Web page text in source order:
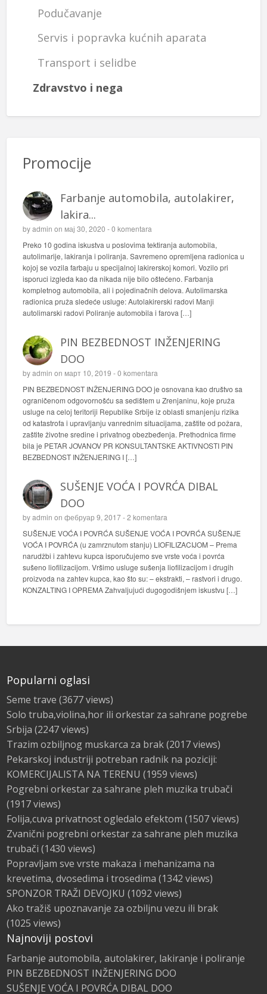
Podučavanje
Servis i popravka kućnih aparata
Transport i selidbe
Zdravstvo i nega
Promocije
Farbanje automobila, autolakirer,
lakira...
byadmin on мај 30, 2020 -0 komentara
Preko 10 godina iskustva u poslovima tektiranja automobila,
autolimarije, lakiranja i poliranja. Savremeno opremljena radionica u
kojoj se vozila farbaju u specijalnoj lakirerskoj komori. Vozilo pri
isporuci izgleda kao da nikada nije bilo oštećeno. Farbanja
kompletnog automobila, ali i pojedinačnih delova. Autolimarska
radionica pruža sledeće usluge: Autolakirerski radovi Manji
autolimarski radovi Poliranje automobila i farova […]
PIN BEZBEDNOST INŽENJERING
DOO
byadmin on март 10, 2019 -0 komentara
PIN BEZBEDNOST INŽENJERING DOO je osnovana kao društvo sa
ograničenom odgovornošću sa sedištem u Zrenjaninu, koje pruža
usluge na celoj teritoriji Republike Srbije iz oblasti smanjenju rizika
od katastrofa i upravljanju vanrednim situacijama, zaštite od požara,
zaštite životne sredine i privatnog obezbeđenja. Prethodnica firme
bila je PETAR JOVANOV PR KONSULTANTSKE AKTIVNOSTI PIN
BEZBEDNOST INŽENJERING I […]
SUŠENJE VOĆA I POVRĆA DIBAL
DOO
byadmin on фебруар 9, 2017 -2 komentara
SUŠENJE VOĆA I POVRĆA SUŠENJE VOĆA I POVRĆA SUŠENJE
VOĆA I POVRĆA (u zamrznutom stanju) LIOFILIZACIJOM – Prema
narudžbi i zahtevu kupca isporučujemo sve vrste voća i povrća
sušeno liofilizacijom. Vršimo usluge sušenja liofilizacijom i drugih
proizvoda na zahtev kupca, kao što su: – ekstrakti, – rastvori i drugo.
KONZALTING I OPREMA Zahvaljujući dugogodišnjem iskustvu […]
Popularni oglasi
Seme trave (3677 views)
Solo truba,violina,hor ili orkestar za sahrane pogrebe
Srbija (2247 views)
Trazim ozbiljnog muskarca za brak(2017 views)
Pekarskoj industriji potreban radnik na poziciji:
KOMERCIJALISTA NA TERENU (1959 views)
Pogrebni orkestar za sahrane pleh muzika trubači
(1917 views)
Folija,cuva privatnost ogledalo efektom (1507 views)
Zvanični pogrebni orkestar za sahrane pleh muzika
trubači (1430 views)
Popravljam sve vrste makaza i mehanizama na
krevetima, dvosedima i trosedima (1342 views)
SPONZOR TRAŽI DEVOJKU (1092 views)
Ako tražiš upoznavanje za ozbiljnu vezu ili brak
(1025 views)
Najnoviji postovi
Farbanje automobila, autolakirer, lakiranje i poliranje
PIN BEZBEDNOST INŽENJERING DOO
SUŠENJE VOĆA I POVRĆA DIBAL DOO